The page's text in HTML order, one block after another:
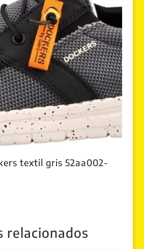
textil gris 52aa002-
relacionados